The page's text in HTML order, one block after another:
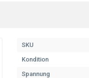
SKU
Kondition
Spannung